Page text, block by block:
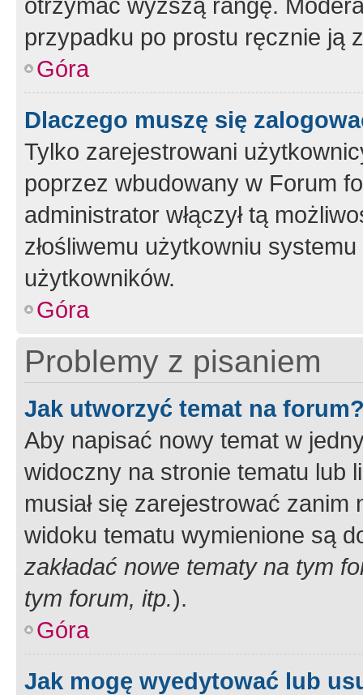
przypadku po prostu ręcznie ją
Góra
Dlaczego muszę się
Tylko zarejestrowani
poprzez wbudowany w Forum
administrator włączył tą
złośliwemu użytkowniu
użytkowników.
Góra
Problemy z pisaniem
Jak utworzyć temat na
Aby napisać nowy temat w
widoczny na stronie tematu lub
musiał się zarejestrować
widoku tematu wymienione są
zakładać nowe tematy na tym
tym forum, itp.).
Góra
Jak mogę wyedytować lub